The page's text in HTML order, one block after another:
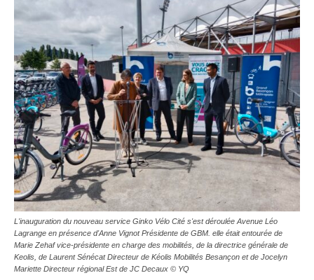
L'inauguration du nouveau service Ginko Vélo Cité s'est déroulée Avenue Léo
Lagrange en présence d'Anne Vignot Présidente de GBM. elle était entourée de
Marie Zehaf vice-présidente en charge des mobilités, de la directrice générale de
Keolis, de Laurent Sénécat Directeur de Kéolis Mobilités Besançon et de Jocelyn
Mariette Directeur régional Est de JC Decaux © YQ